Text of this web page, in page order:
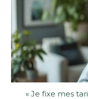
« Je fixe mes